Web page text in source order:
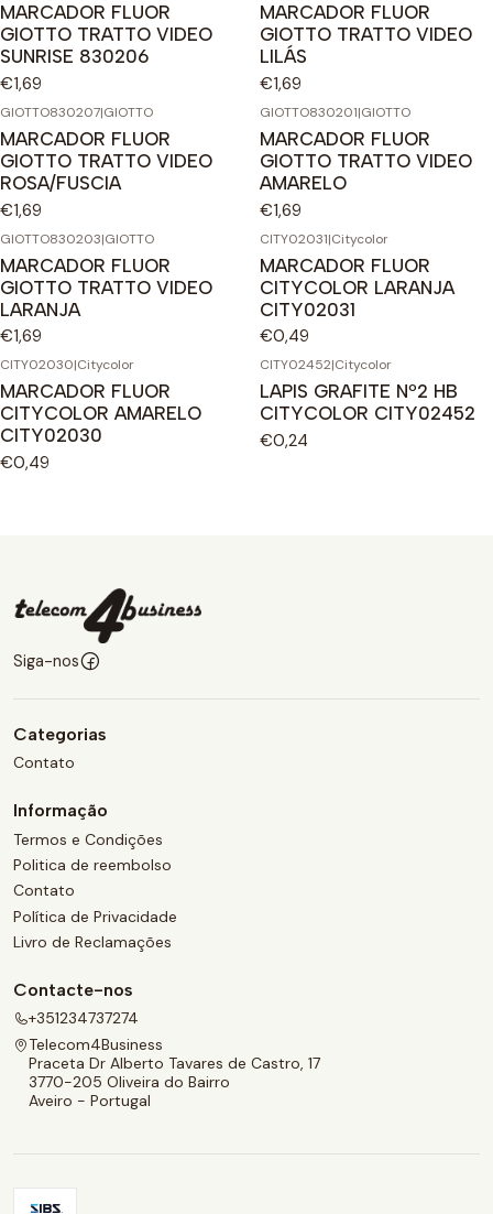
MARCADOR FLUOR
GIOTTO TRATTO VIDEO
SUNRISE 830206
€1,69
MARCADOR FLUOR
GIOTTO TRATTO VIDEO
LILÁS
€1,69
GIOTTO830207|GIOTTO
MARCADOR FLUOR
GIOTTO TRATTO VIDEO
ROSA/FUSCIA
€1,69
GIOTTO830201|GIOTTO
MARCADOR FLUOR
GIOTTO TRATTO VIDEO
AMARELO
€1,69
GIOTTO830203|GIOTTO
MARCADOR FLUOR
GIOTTO TRATTO VIDEO
LARANJA
€1,69
CITY02031|Citycolor
MARCADOR FLUOR
CITYCOLOR LARANJA
CITY02031
€0,49
CITY02030|Citycolor
MARCADOR FLUOR
CITYCOLOR AMARELO
CITY02030
€0,49
CITY02452|Citycolor
LAPIS GRAFITE Nº2 HB
CITYCOLOR CITY02452
€0,24
Siga-nos
Categorias
Contato
Informação
Termos e Condições
Politica de reembolso
Contato
Política de Privacidade
Livro de Reclamações
Contacte-nos
+351234737274
Telecom4Business
Praceta Dr Alberto Tavares de Castro, 17
3770-205 Oliveira do Bairro
Aveiro - Portugal